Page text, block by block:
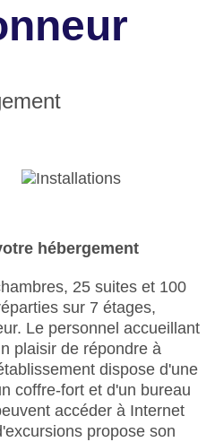
hébergement
25 suites et 100
sur 7 étages,
Le personnel accueillant
plaisir de répondre à
dispose d'une
coffre-fort et d'un bureau
accéder à Internet
propose son